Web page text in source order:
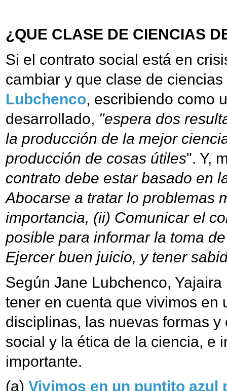
¿QUE CLASE DE CIENCIAS
Si el contrato social está en
cambiar y que clase de
Lubchenco, escribiendo como
desarrollado, "espera dos
la producción de la mejor
producción de cosas útiles". Y,
contrato debe estar basado en
Abocarse a tratar lo problemas
importancia, (ii) Comunicar el
posible para informar la toma
Ejercer buen juicio, y tener
Según Jane Lubchenco,
tener en cuenta que vivimos en
disciplinas, las nuevas formas
social y la ética de la ciencia, e
importante.
(a) Vivimos en un puntito azul